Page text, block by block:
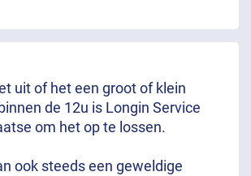
uit of het een groot of klein
de 12u is Longin Service
om het op te lossen.
ook steeds een geweldige